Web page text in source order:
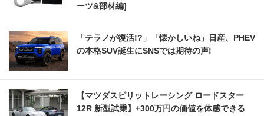
ーツ&部材編]
「テラノが復活!?」「懐かしいね」日産、PHEV
の本格SUV誕生にSNSでは期待の声!
【マツダスピリットレーシング ロードスター
12R 新型試乗】+300万円の価値を体感できる